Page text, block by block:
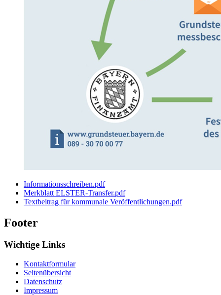
Informationsschreiben.pdf
Merkblatt ELSTER-Transfer.pdf
Textbeitrag für kommunale Veröffentlichungen.pdf
Footer
Wichtige Links
Kontaktformular
Seitenübersicht
Datenschutz
Impressum